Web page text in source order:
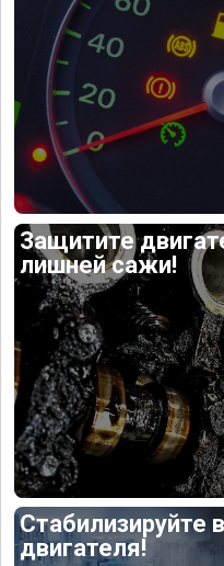
Защитите
лишней сажи!
Стабилизируйте
двигателя!